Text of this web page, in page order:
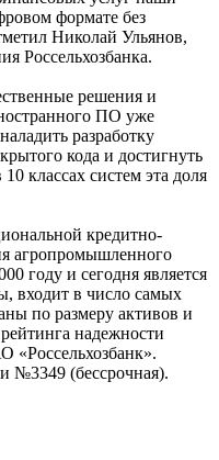
формате без
Николай Ульянов,
Россельхозбанка.
решения и
ПО уже
разработку
кода и достигнуть
классах систем эта доля
кредитно-
агропромышленного
году и сегодня является
входит в число самых
по размеру активов и
надежности
«Россельхозбанк».
№3349 (бессрочная).